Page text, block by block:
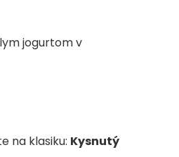
jogurtom v
na klasiku: Kysnutý